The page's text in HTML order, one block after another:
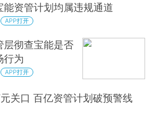
能资管计划均属违规通道
APP打开
层彻查宝能是否
行为
APP打开
关口 百亿资管计划破预警线